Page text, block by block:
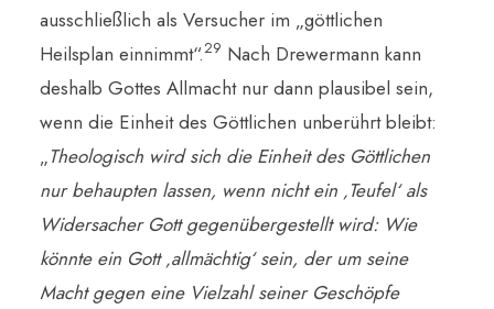
ausschließlich als Versucher im „göttlichen
Heilsplan einnimmt“.29 Nach Drewermann kann
deshalb Gottes Allmacht nur dann plausibel sein,
wenn die Einheit des Göttlichen unberührt bleibt:
„Theologisch wird sich die Einheit des Göttlichen
nur behaupten lassen, wenn nicht ein ‚Teufel‘ als
Widersacher Gott gegenübergestellt wird: Wie
könnte ein Gott ‚allmächtig‘ sein, der um seine
Macht gegen eine Vielzahl seiner Geschöpfe